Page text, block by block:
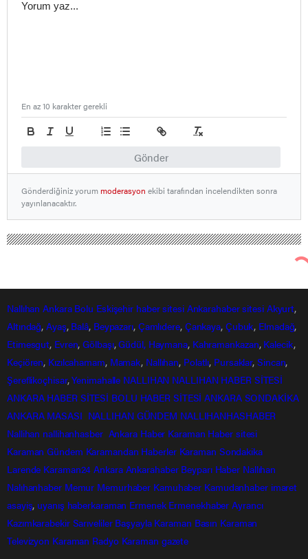
Gönder
En az 10 karakter gerekli
Gönderdiğiniz yorummoderasyon ekibi tarafından incelendikten sonra
yayınlanacaktır.
Nallıhan Ankara Bolu Eskişehir haber sitesi Ankarahabersitesi Akyurt,
Altındağ,Ayaş, Balâ, Beypazarı, Çamlıdere, Çankaya, Çubuk, Elmadağ,
Etimesgut, Evren,Gölbaşı,Güdül, Haymana, Kahramankazan, Kalecik,
Keçiören, Kızılcahamam, Mamak, Nallıhan, Polatlı, Pursaklar,Sincan,
Şereflikoçhisar,Yenimahalle NALLIHAN NALLIHAN HABER SİTESİ
ANKARA HABER SİTESİ BOLU HABER SİTESİ ANKARA SONDAKİKA
ANKARA MASASI NALLIHAN GÜNDEM NALLIHANHASHABER
Nallihan nallihanhasber Ankara Haber Karaman Haber sitesi
Karaman Gündem Karamandan Haberler Karaman Sondakika
Larende Karaman24 Ankara Ankarahaber Beyparı Haber Nallıhan
Nalıhanhaber Memur Memurhaber Kamuhaber Kamudanhaber imaret
asayiş, uyanış haberkaraman Ermenek Ermenekhaber Ayrancı
Kazımkarabekir Sarıveliler Başyayla Karaman Basın Karaman
Televizyon Karaman Radyo Karaman gazete